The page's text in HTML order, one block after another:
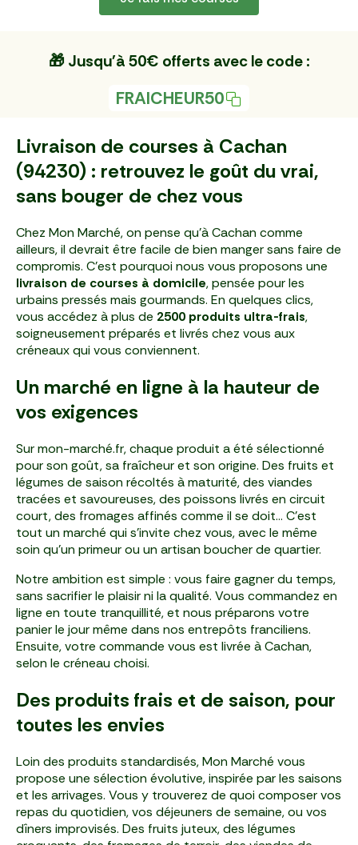
🎁 Jusqu'à 50€ offerts avec le code :
FRAICHEUR50
Livraison de courses à Cachan
(94230) : retrouvez le goût du vrai,
sans bouger de chez vous
Chez Mon Marché, on pense qu’à Cachan comme
ailleurs, il devrait être facile de bien manger sans faire de
compromis. C’est pourquoi nous vous proposons une
livraison de courses à domicile, pensée pour les
urbains pressés mais gourmands. En quelques clics,
vous accédez à plus de 2500 produits ultra-frais,
soigneusement préparés et livrés chez vous aux
créneaux qui vous conviennent.
Un marché en ligne à la hauteur de
vos exigences
Sur mon-marché.fr, chaque produit a été sélectionné
pour son goût, sa fraîcheur et son origine. Des fruits et
légumes de saison récoltés à maturité, des viandes
tracées et savoureuses, des poissons livrés en circuit
court, des fromages affinés comme il se doit… C’est
tout un marché qui s’invite chez vous, avec le même
soin qu’un primeur ou un artisan boucher de quartier.
Notre ambition est simple : vous faire gagner du temps,
sans sacrifier le plaisir ni la qualité. Vous commandez en
ligne en toute tranquillité, et nous préparons votre
panier le jour même dans nos entrepôts franciliens.
Ensuite, votre commande vous est livrée à Cachan,
selon le créneau choisi.
Des produits frais et de saison, pour
toutes les envies
Loin des produits standardisés, Mon Marché vous
propose une sélection évolutive, inspirée par les saisons
et les arrivages. Vous y trouverez de quoi composer vos
repas du quotidien, vos déjeuners de semaine, ou vos
dîners improvisés. Des fruits juteux, des légumes